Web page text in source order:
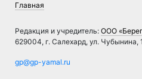
Главная
Редакция и учредитель: ООО
629004, г. Салехард, ул. Чубынина,